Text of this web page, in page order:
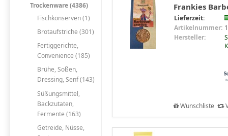
Trockenware (4386)
Fischkonserven (1)
Brotaufstriche (301)
Fertiggerichte,
Convenience (185)
Brühe, Soßen,
Dressing, Senf (143)
Süßungsmittel,
Backzutaten,
Fermente (163)
Getreide, Nüsse,
Frankies
Lieferzeit:
Artikelnummer:
Hersteller:
Wunschliste